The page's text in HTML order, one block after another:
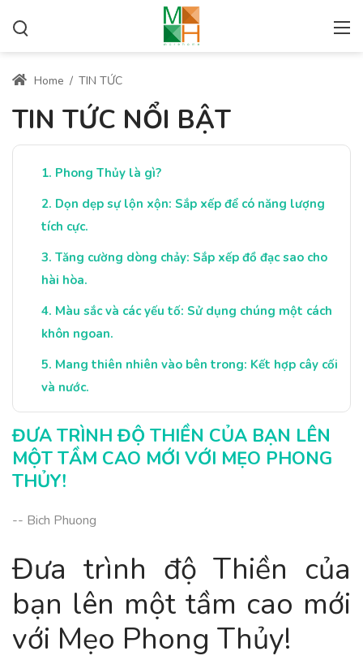
Home / TIN TỨC
TIN TỨC NỔI BẬT
Phong Thủy là gì?
Dọn dẹp sự lộn xộn: Sắp xếp để có năng lượng
tích cực.
Tăng cường dòng chảy: Sắp xếp đồ đạc sao cho
hài hòa.
Màu sắc và các yếu tố: Sử dụng chúng một cách
khôn ngoan.
Mang thiên nhiên vào bên trong: Kết hợp cây cối
và nước.
cho phòng ngủ.
Kết luận: Nâng tầm Thiền của bạn bằng Phong
ĐƯA TRÌNH ĐỘ THIỀN CỦA BẠN LÊN
MỘT TẦM CAO MỚI VỚI MẸO PHONG
THỦY!
-- Bich Phuong
Đưa trình độ Thiền của
bạn lên một tầm cao mới
với Mẹo Phong Thủy!